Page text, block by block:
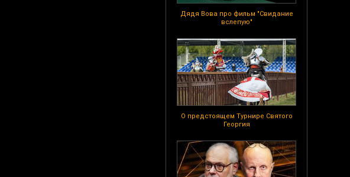
Дядя Вова про фильм "Свидание
вслепую"
О предстоящем Турнире Святого
Георгия